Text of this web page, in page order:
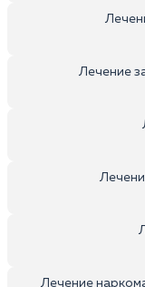
Лечение
Лечение